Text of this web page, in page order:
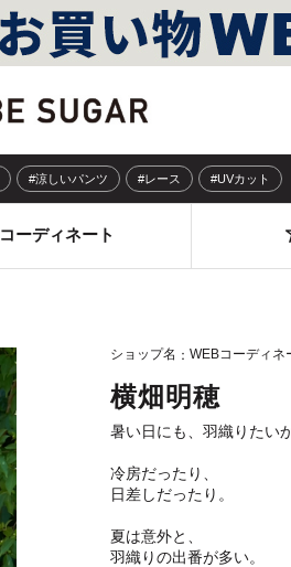
#涼しいパンツ #レース #UVカット
コーディネート
ショップ名 WEBコーディネ
横畑明穂
暑い日にも、羽織りたい
冷房だったり、
日差しだったり。
夏は意外と、
羽織りの出番が多い。